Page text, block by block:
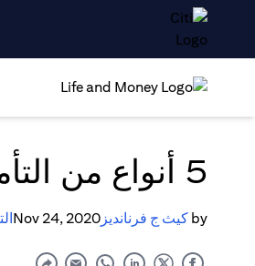
5 أنواع من التأمين متوفرة في الإمارات
by كيث ج فرنانديز Nov 24, 2020